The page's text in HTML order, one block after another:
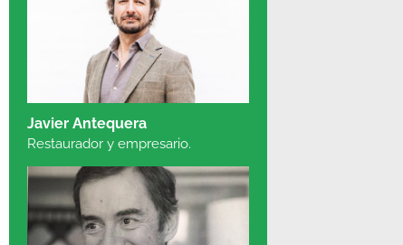
Javier Antequera
Restaurador y empresario.